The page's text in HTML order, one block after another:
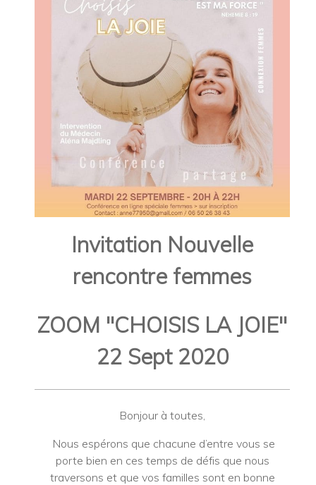
Invitation Nouvelle
rencontre femmes
ZOOM "CHOISIS LA JOIE"
22 Sept 2020
Bonjour à toutes,
Nous espérons que chacune d’entre vous se
porte bien en ces temps de défis que nous
traversons et que vos familles sont en bonne